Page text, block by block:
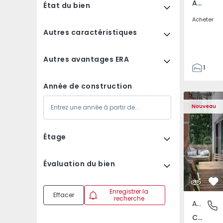
État du bien
Autres caractéristiques
Autres avantages ERA
Année de construction
Étage
Évaluation du bien
Effacer
Enregistrer la
recherche
Arcozelo, Porto
Acheter
1
73
81
1
2
Nouveau
Appartement T3
Appartement
Carnaxide e Queijas, Lisboa